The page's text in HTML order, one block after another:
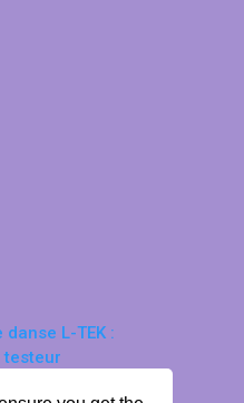
L-TEK :
testeur
Tous droits